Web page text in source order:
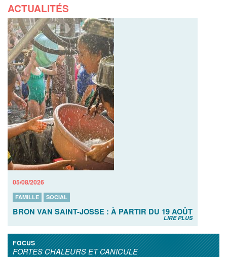
ACTUALITÉS
05/08/2026
FAMILLE SOCIAL
BRON VAN SAINT-JOSSE : À PARTIR DU 19 AOÛT
LIRE PLUS
FOCUS
FORTES CHALEURS ET CANICULE